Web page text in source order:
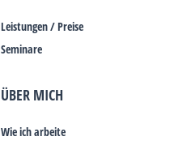
Leistungen / Preise
Seminare
ÜBER MICH
Wie ich arbeite